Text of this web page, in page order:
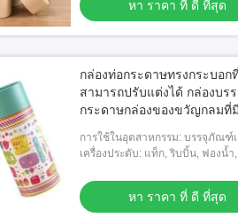
หา ราคา ที่ ดี ที่สุด
กล่องท่อกระดาษทรงกระบอก
สามารถปรับแต่งได้ กล่องบร
กระดาษกล่องของขวัญกลมที่
การใช้ในอุตสาหกรรม: บรรจุภัณฑ์เ
ดื่ม อาหาร และเครื่องดื่ม
เครื่องประดับ: แท็ก, ริบบิ้น, ฟองน้ำ
หา ราคา ที่ ดี ที่สุด